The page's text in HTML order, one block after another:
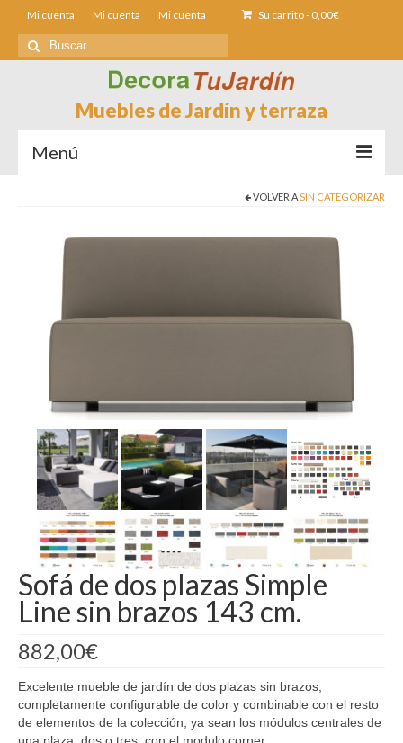
Mi cuenta Mi cuenta Mi cuenta Su carrito- 0,00€
Buscar
por:
Muebles de Jardín y terraza
Menú
Sillas de Jardin
Mesas de jardín
Tumbonas
Fundas muebles Jardín
Madrid
Barcelona
VOLVER ASIN CATEGORIZAR
Sofá de dos plazas Simple
Line sin brazos 143 cm.
882,00€
Excelente mueble de jardín de dos plazas sin brazos,
completamente configurable de color y combinable con el resto
de elementos de la colección, ya sean los módulos centrales de
una plaza, dos o tres, con el modulo corner.